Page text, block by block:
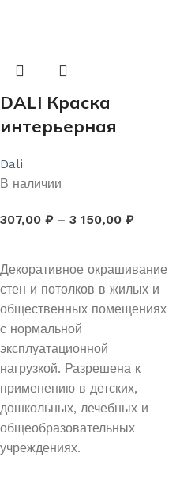
DALI Краска
интерьерная
Dali
В наличии
307,00 ₽ – 3 150,00 ₽
Декоративное окрашивание
стен и потолков в жилых и
общественных помещениях
с нормальной
эксплуатационной
нагрузкой. Разрешена к
применению в детских,
дошкольных, лечебных и
общеобразовательных
учреждениях.